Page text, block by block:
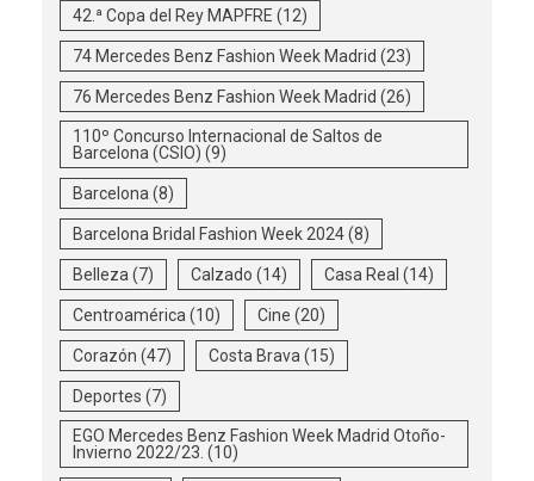
42.ª Copa del Rey MAPFRE (12)
74 Mercedes Benz Fashion Week Madrid (23)
76 Mercedes Benz Fashion Week Madrid (26)
110º Concurso Internacional de Saltos de
Barcelona (CSIO) (9)
Barcelona (8)
Barcelona Bridal Fashion Week 2024(8)
Belleza (7) Calzado (14) Casa Real (14)
Centroamérica (10) Cine (20)
Corazón (47) Costa Brava (15)
Deportes (7)
EGO Mercedes Benz Fashion Week Madrid Otoño-
Invierno 2022/23. (10)